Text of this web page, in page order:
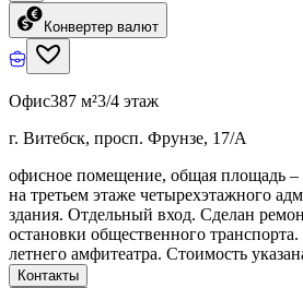
Конвертер валют
Офис387 м²3/4 этаж
г. Витебск, просп. Фрунзе, 17/А
офисное помещение, общая площадь –
на третьем этаже четырехэтажного
здания. Отдельный вход. Сделан
остановки общественного
летнего амфитеатра. Стоимость
Контакты